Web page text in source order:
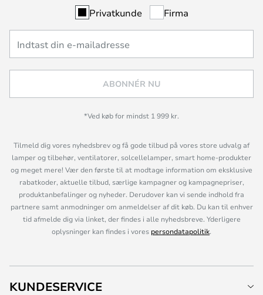
Privatkunde Firma
ABONNÉR NU
*Ved køb for mindst 1 999 kr.
Tilmeld dig vores nyhedsbrev og få gode tilbud på vores store udvalg af
lamper og tilbehør, ventilatorer, solcellelamper, smart home-produkter
og meget mere! Vær den første til at modtage information om eksklusive
rabatkoder, aktuelle tilbud, særlige kampagner og kampagnepriser,
produktanbefalinger og nyheder. Derudover kan vi sende indhold fra
partnere samt anmodninger om anmeldelser af dit køb. Du kan til enhver
tid afmelde dig via linket, der findes i alle nyhedsbreve. Yderligere
oplysninger kan findes i vores persondatapolitik.
KUNDESERVICE